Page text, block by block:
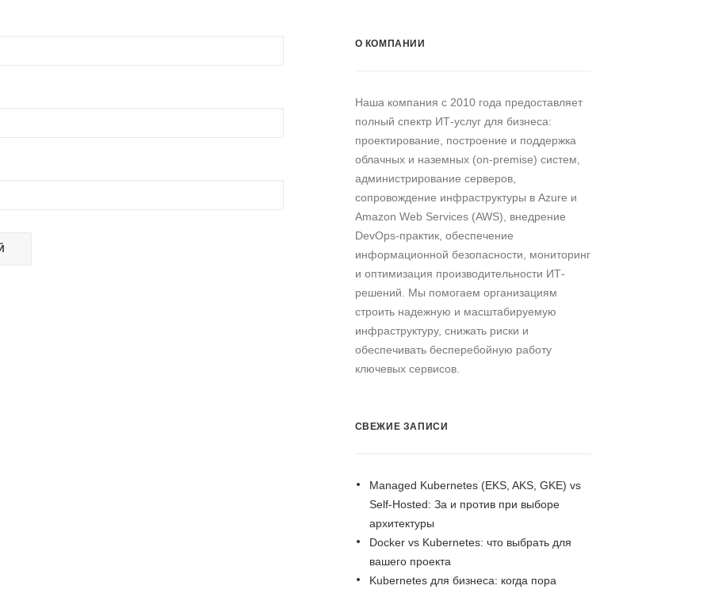
О КОМПАНИИ
Наша компания c 2010 года предоставляет
полный спектр ИТ-услуг для бизнеса:
проектирование, построение и поддержка
облачных и наземных (on-premise) систем,
администрирование серверов,
сопровождение инфраструктуры в Azure и
Amazon Web Services (AWS), внедрение
DevOps-практик, обеспечение
информационной безопасности, мониторинг
и оптимизация производительности ИТ-
решений. Мы помогаем организациям
строить надежную и масштабируемую
инфраструктуру, снижать риски и
обеспечивать бесперебойную работу
ключевых сервисов.
СВЕЖИЕ ЗАПИСИ
Managed Kubernetes (EKS, AKS, GKE) vs
Self-Hosted: За и против при выборе
архитектуры
Docker vs Kubernetes: что выбрать для
вашего проекта
Kubernetes для бизнеса: когда пора